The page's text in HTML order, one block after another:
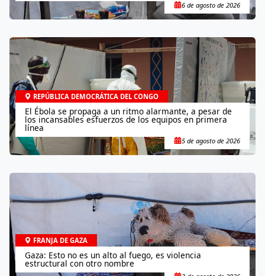
6 de agosto de 2026
REPÚBLICA DEMOCRÁTICA DEL CONGO
El Ébola se propaga a un ritmo alarmante, a pesar de
los incansables esfuerzos de los equipos en primera
línea
5 de agosto de 2026
FRANJA DE GAZA
Gaza: Esto no es un alto al fuego, es violencia
estructural con otro nombre